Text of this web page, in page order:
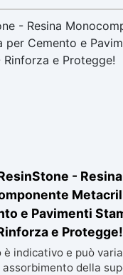
Elevata resistenza
facilmente colorabile
Adatta a diverse
e metallo,
- Resina
e Pavimenti
e Protegge!
è indicativo e può
della